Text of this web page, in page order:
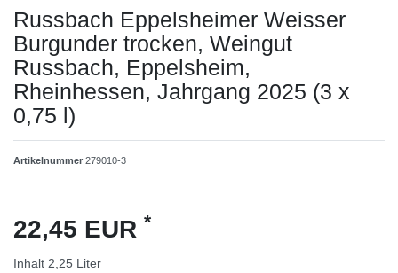
Russbach Eppelsheimer Weisser
Burgunder trocken, Weingut
Russbach, Eppelsheim,
Rheinhessen, Jahrgang 2025 (3 x
0,75 l)
Artikelnummer 279010-3
22,45 EUR *
Inhalt 2,25 Liter